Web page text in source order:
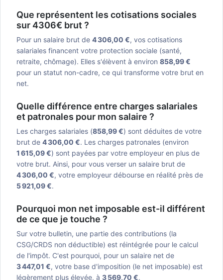
Que représentent les cotisations sociales
sur 4306€ brut ?
Pour un salaire brut de 4 306,00 €, vos cotisations
salariales financent votre protection sociale (santé,
retraite, chômage). Elles s'élèvent à environ 858,99 €
pour un statut non-cadre, ce qui transforme votre brut en
net.
Quelle différence entre charges salariales
et patronales pour mon salaire ?
Les charges salariales (858,99 €) sont déduites de votre
brut de 4 306,00 €. Les charges patronales (environ
1 615,09 €) sont payées par votre employeur en plus de
votre brut. Ainsi, pour vous verser un salaire brut de
4 306,00 €, votre employeur débourse en réalité près de
5 921,09 €.
Pourquoi mon net imposable est-il différent
de ce que je touche ?
Sur votre bulletin, une partie des contributions (la
CSG/CRDS non déductible) est réintégrée pour le calcul
de l'impôt. C'est pourquoi, pour un salaire net de
3 447,01 €, votre base d'imposition (le net imposable) est
légèrement plus élevée, à 3 569,70 €.